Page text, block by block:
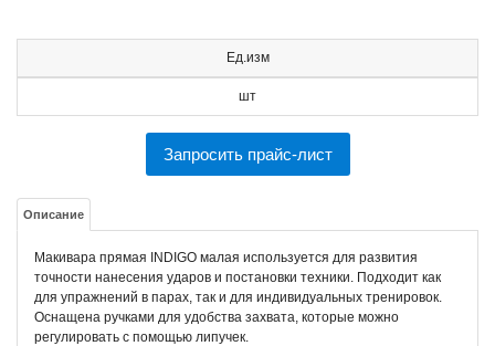
Ед.изм
шт
Запросить прайс-лист
Описание
Макивара прямая INDIGO малая используется для развития
точности нанесения ударов и постановки техники. Подходит как
для упражнений в парах, так и для индивидуальных тренировок.
Оснащена ручками для удобства захвата, которые можно
регулировать с помощью липучек.